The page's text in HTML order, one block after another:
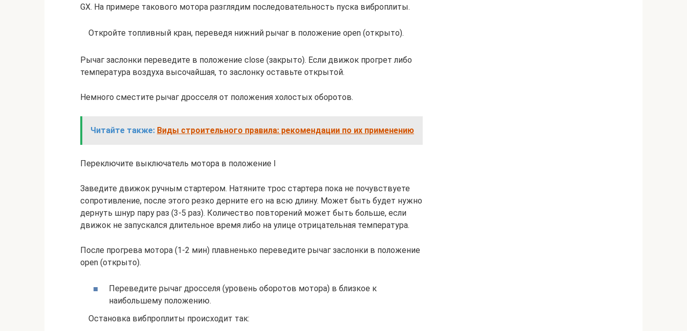
GX. На примере такового мотора разглядим последовательность пуска виброплиты.
Откройте топливный кран, переведя нижний рычаг в положение open (открыто).
Рычаг заслонки переведите в положение close (закрыто). Если движок прогрет либо
температура воздуха высочайшая, то заслонку оставьте открытой.
Немного сместите рычаг дросселя от положения холостых оборотов.
Читайте также: Виды строительного правила: рекомендации по их применению
Переключите выключатель мотора в положение I
Заведите движок ручным стартером. Натяните трос стартера пока не почувствуете
сопротивление, после этого резко дерните его на всю длину. Может быть будет нужно
дернуть шнур пару раз (3-5 раз). Количество повторений может быть больше, если
движок не запускался длительное время либо на улице отрицательная температура.
После прогрева мотора (1-2 мин) плавненько переведите рычаг заслонки в положение
open (открыто).
Переведите рычаг дросселя (уровень оборотов мотора) в близкое к
наибольшему положению.
Остановка вибпроплиты происходит так: